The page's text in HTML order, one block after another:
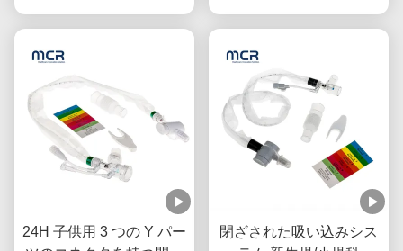
24H 子供用 3 つの Y パー
閉ざされた吸い込みシス